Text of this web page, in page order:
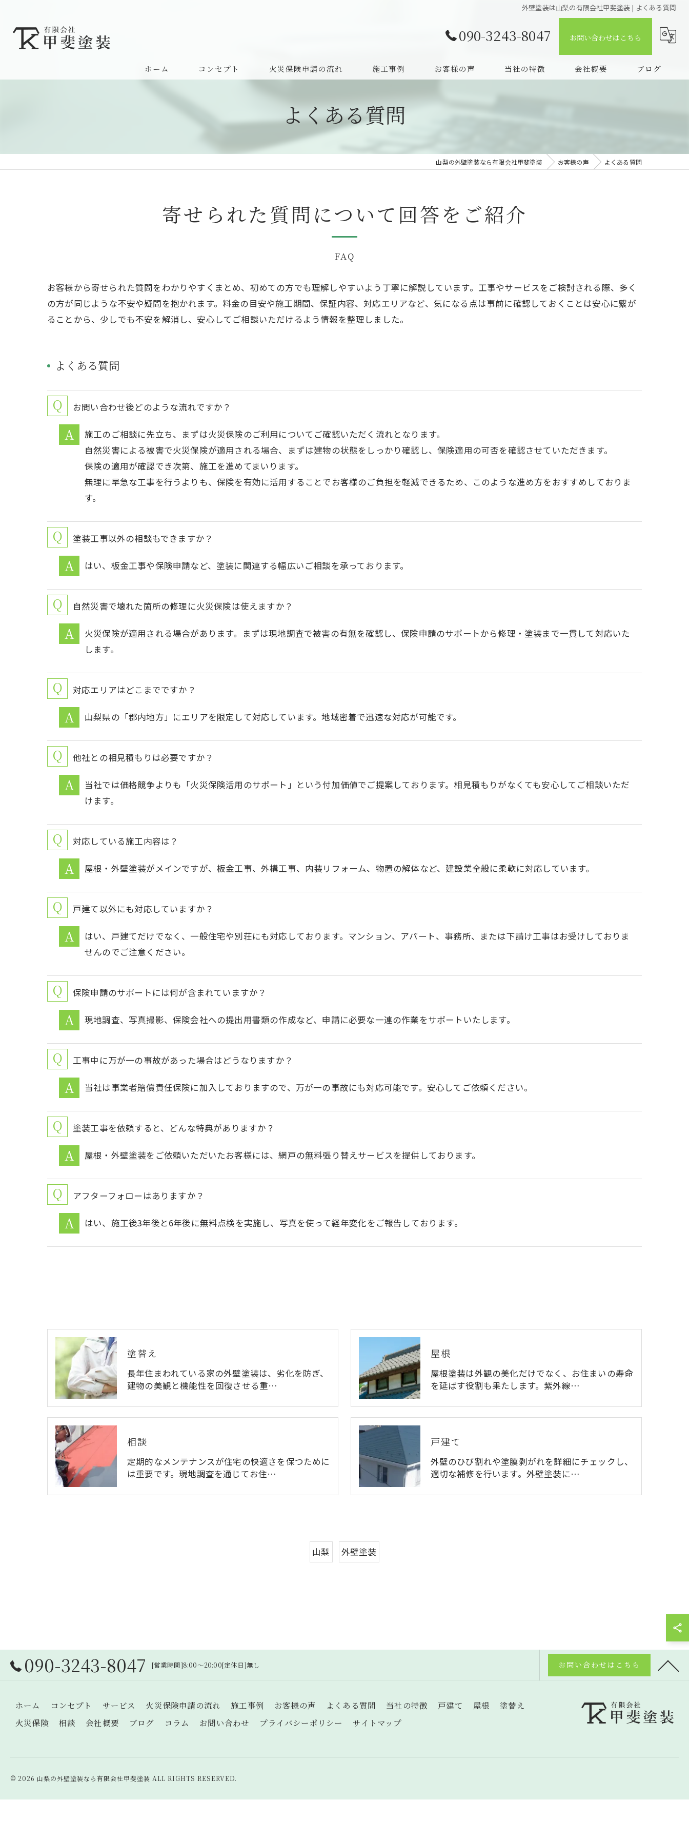
外壁塗装は山梨の有限会社甲斐塗装 | よくある質問
090-3243-8047 お問い合わせはこちら
ホーム コンセプト 火災保険申請の流れ 施工事例 お客様の声 当社の特徴 会社概要 ブログ
よくある質問
山梨の外壁塗装なら有限会社甲斐塗装 お客様の声 よくある質問
寄せられた質問について回答をご紹介
FAQ
お客様から寄せられた質問をわかりやすくまとめ、初めての方でも理解しやすいよう丁寧に解説しています。工事やサービスをご検討される際、多く
の方が同じような不安や疑問を抱かれます。料金の目安や施工期間、保証内容、対応エリアなど、気になる点は事前に確認しておくことは安心に繋が
ることから、少しでも不安を解消し、安心してご相談いただけるよう情報を整理しました。
よくある質問
お問い合わせ後どのような流れですか？
施工のご相談に先立ち、まずは火災保険のご利用についてご確認いただく流れとなります。
自然災害による被害で火災保険が適用される場合、まずは建物の状態をしっかり確認し、保険適用の可否を確認させていただきます。
保険の適用が確認でき次第、施工を進めてまいります。
無理に早急な工事を行うよりも、保険を有効に活用することでお客様のご負担を軽減できるため、このような進め方をおすすめしておりま
す。
塗装工事以外の相談もできますか？
はい、板金工事や保険申請など、塗装に関連する幅広いご相談を承っております。
自然災害で壊れた箇所の修理に火災保険は使えますか？
火災保険が適用される場合があります。まずは現地調査で被害の有無を確認し、保険申請のサポートから修理・塗装まで一貫して対応いた
します。
対応エリアはどこまでですか？
山梨県の「郡内地方」にエリアを限定して対応しています。地域密着で迅速な対応が可能です。
他社との相見積もりは必要ですか？
当社では価格競争よりも「火災保険活用のサポート」という付加価値でご提案しております。相見積もりがなくても安心してご相談いただ
けます。
対応している施工内容は？
屋根・外壁塗装がメインですが、板金工事、外構工事、内装リフォーム、物置の解体など、建設業全般に柔軟に対応しています。
戸建て以外にも対応していますか？
はい、戸建てだけでなく、一般住宅や別荘にも対応しております。マンション、アパート、事務所、または下請け工事はお受けしておりま
せんのでご注意ください。
保険申請のサポートには何が含まれていますか？
現地調査、写真撮影、保険会社への提出用書類の作成など、申請に必要な一連の作業をサポートいたします。
工事中に万が一の事故があった場合はどうなりますか？
当社は事業者賠償責任保険に加入しておりますので、万が一の事故にも対応可能です。安心してご依頼ください。
塗装工事を依頼すると、どんな特典がありますか？
屋根・外壁塗装をご依頼いただいたお客様には、網戸の無料張り替えサービスを提供しております。
アフターフォローはありますか？
はい、施工後3年後と6年後に無料点検を実施し、写真を使って経年変化をご報告しております。
塗替え
長年住まわれている家の外壁塗装は、劣化を防ぎ、
建物の美観と機能性を回復させる重…
屋根
屋根塗装は外観の美化だけでなく、お住まいの寿命
を延ばす役割も果たします。紫外線…
相談
定期的なメンテナンスが住宅の快適さを保つために
は重要です。現地調査を通じてお住…
戸建て
外壁のひび割れや塗膜剥がれを詳細にチェックし、
適切な補修を行います。外壁塗装に…
山梨 外壁塗装
090-3243-8047 [営業時間]8:00～20:00[定休日]無し お問い合わせはこちら
ホーム コンセプト サービス 火災保険申請の流れ 施工事例 お客様の声 よくある質問 当社の特徴 戸建て 屋根
塗替え
火災保険
相談 会社概要 ブログ コラム お問い合わせ プライバシーポリシー サイトマップ
© 2026 山梨の外壁塗装なら有限会社甲斐塗装 ALL RIGHTS RESERVED.